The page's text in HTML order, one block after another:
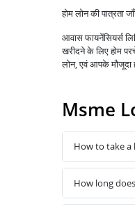
होम लोन की
आवास फायनेंसियर्स
खरीदने के लिए होम
लोन, एवं आपके
Msme
How to take a
How long